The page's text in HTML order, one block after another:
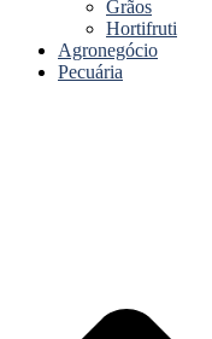
Grãos
Hortifruti
Agronegócio
Pecuária